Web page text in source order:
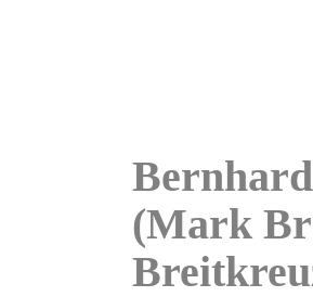
(Mark